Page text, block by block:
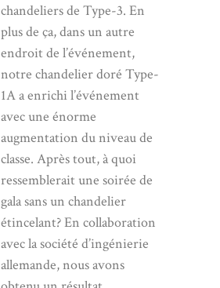
chandeliers de Type-3. En
plus de ça, dans un autre
endroit de l’événement,
notre chandelier doré Type-
1A a enrichi l’événement
avec une énorme
augmentation du niveau de
classe. Après tout, à quoi
ressemblerait une soirée de
gala sans un chandelier
étincelant? En collaboration
avec la société d’ingénierie
allemande, nous avons